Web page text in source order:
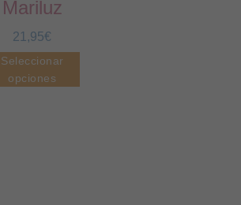
Mariluz
21,95€
Seleccionar
opciones